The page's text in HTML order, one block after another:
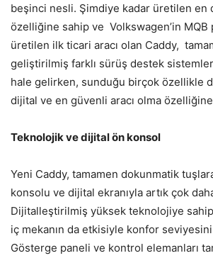
beşinci nesli. Şimdiye kadar üretilen en
özelliğine sahip ve Volkswagen’in MQB
üretilen ilk ticari aracı olan Caddy,
geliştirilmiş farklı sürüş destek
hale gelirken, sunduğu birçok özellikle de
dijital ve en güvenli aracı olma
Teknolojik ve dijital ön konsol
Yeni Caddy, tamamen dokunmatik
konsolu ve dijital ekranıyla artık çok
Dijitalleştirilmiş yüksek teknolojiye
iç mekanın da etkisiyle konfor seviyesini
Gösterge paneli ve kontrol elemanları